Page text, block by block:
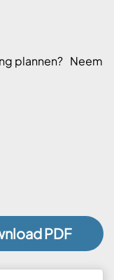
plannen? Neem
PDF